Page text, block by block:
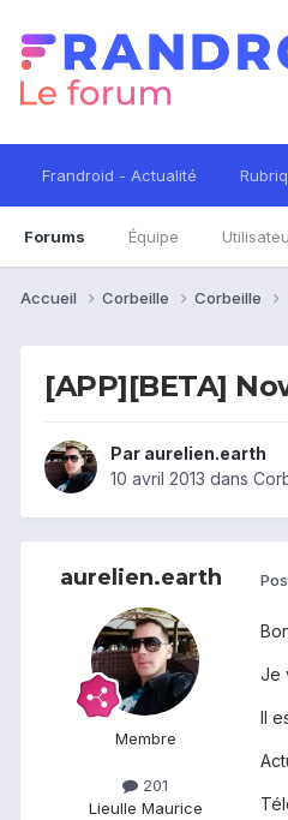
Frandroid - Actualité
Forums Équipe
Accueil Corbeille Corbeille
[APP][BETA]
Par aurelien.earth
10 avril 2013 dans
aurelien.earth
Membre
201
LieuIle Maurice
Je
Il